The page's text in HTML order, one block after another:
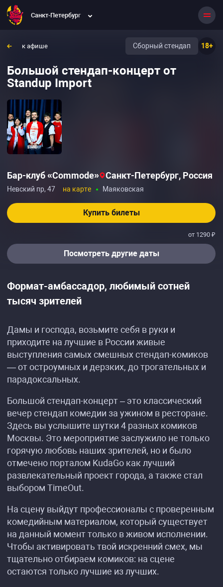
Санкт-Петербург
к афише 18+
Сборный стендап
Большой стендап-концерт от
Standup Import
Бар-клуб «Commode»‎ Санкт-Петербург, Россия
Невский пр, 47 на карте Маяковская
Купить билеты
от 1290 ₽
Посмотреть другие даты
Формат-амбассадор, любимый сотней
тысяч зрителей
Дамы и господа, возьмите себя в руки и
приходите на лучшие в России живые
выступления самых смешных стендап-комиков
— от остроумных и дерзких, до трогательных и
парадоксальных.
Большой стендап-концерт – это классический
вечер стендап комедии за ужином в ресторане.
Здесь вы услышите шутки 4 разных комиков
Москвы. Это мероприятие заслужило не только
горячую любовь наших зрителей, но и было
отмечено порталом KudaGo как лучший
развлекательный проект города, а также стал
выбором TimeOut.
На сцену выйдут профессионалы с проверенным
комедийным материалом, который существует
на данный момент только в живом исполнении.
Чтобы активировать твой искренний смех, мы
тщательно отбираем комиков: на сцене
остаются только лучшие из лучших.